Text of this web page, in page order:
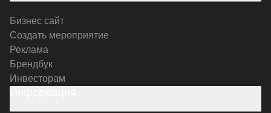
Бизнес сайт
Создать мероприятие
Реклама
Брендбук
Инвесторам